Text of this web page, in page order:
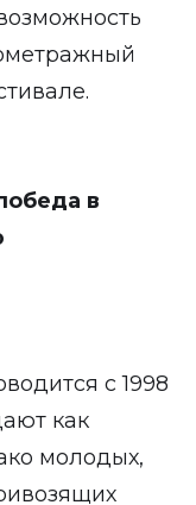
в
с 1998
как
молодых,